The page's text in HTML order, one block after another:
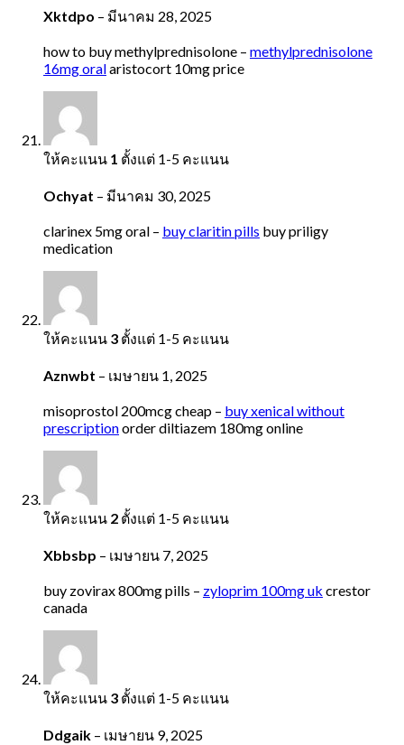
Xktdpo – มีนาคม 28, 2025
how to buy methylprednisolone – methylprednisolone
16mg oralaristocort 10mg price
ให้คะแนน 1 ตั้งแต่ 1-5 คะแนน
Ochyat – มีนาคม 30, 2025
clarinex 5mg oral – buy claritin pills buy priligy
medication
ให้คะแนน 3 ตั้งแต่ 1-5 คะแนน
Aznwbt – เมษายน 1, 2025
misoprostol 200mcg cheap – buy xenical without
prescriptionorder diltiazem 180mg online
ให้คะแนน 2 ตั้งแต่ 1-5 คะแนน
Xbbsbp – เมษายน 7, 2025
buy zovirax 800mg pills – zyloprim 100mg uk crestor
canada
ให้คะแนน 3 ตั้งแต่ 1-5 คะแนน
Ddgaik – เมษายน 9, 2025